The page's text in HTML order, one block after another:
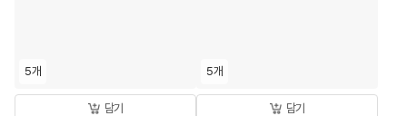
5개
담기
5개
담기